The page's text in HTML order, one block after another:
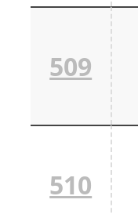
509
510